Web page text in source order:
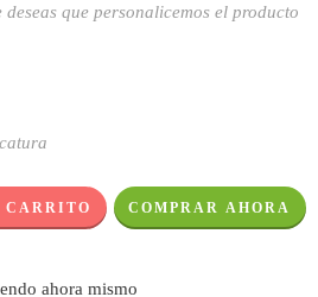
que personalicemos el producto
COMPRAR AHORA
ahora mismo